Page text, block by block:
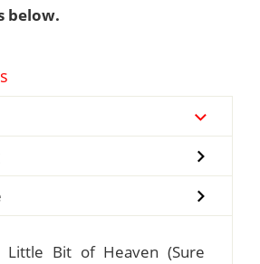
below.
Little Bit of Heaven (Sure